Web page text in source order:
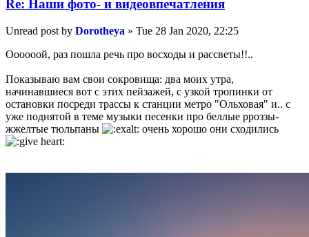
Re: Наши фото- и видеовпечатления
Unread post by Dorotheya » Tue 28 Jan 2020, 22:25
Оооооой, раз пошла речь про восходы и рассветы!!..
Показываю вам свои сокровища: два моих утра,
начинавшиеся вот с этих пейзажей, с узкой тропинки от
остановки посреди трассы к станции метро "Ольховая" и.. с
уже поднятой в теме музыки песенки про беллые рроззы-
жжелтые тюльпаны
очень хорошо они сходились